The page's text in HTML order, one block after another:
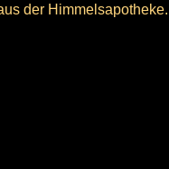
der Himmelsapotheke.